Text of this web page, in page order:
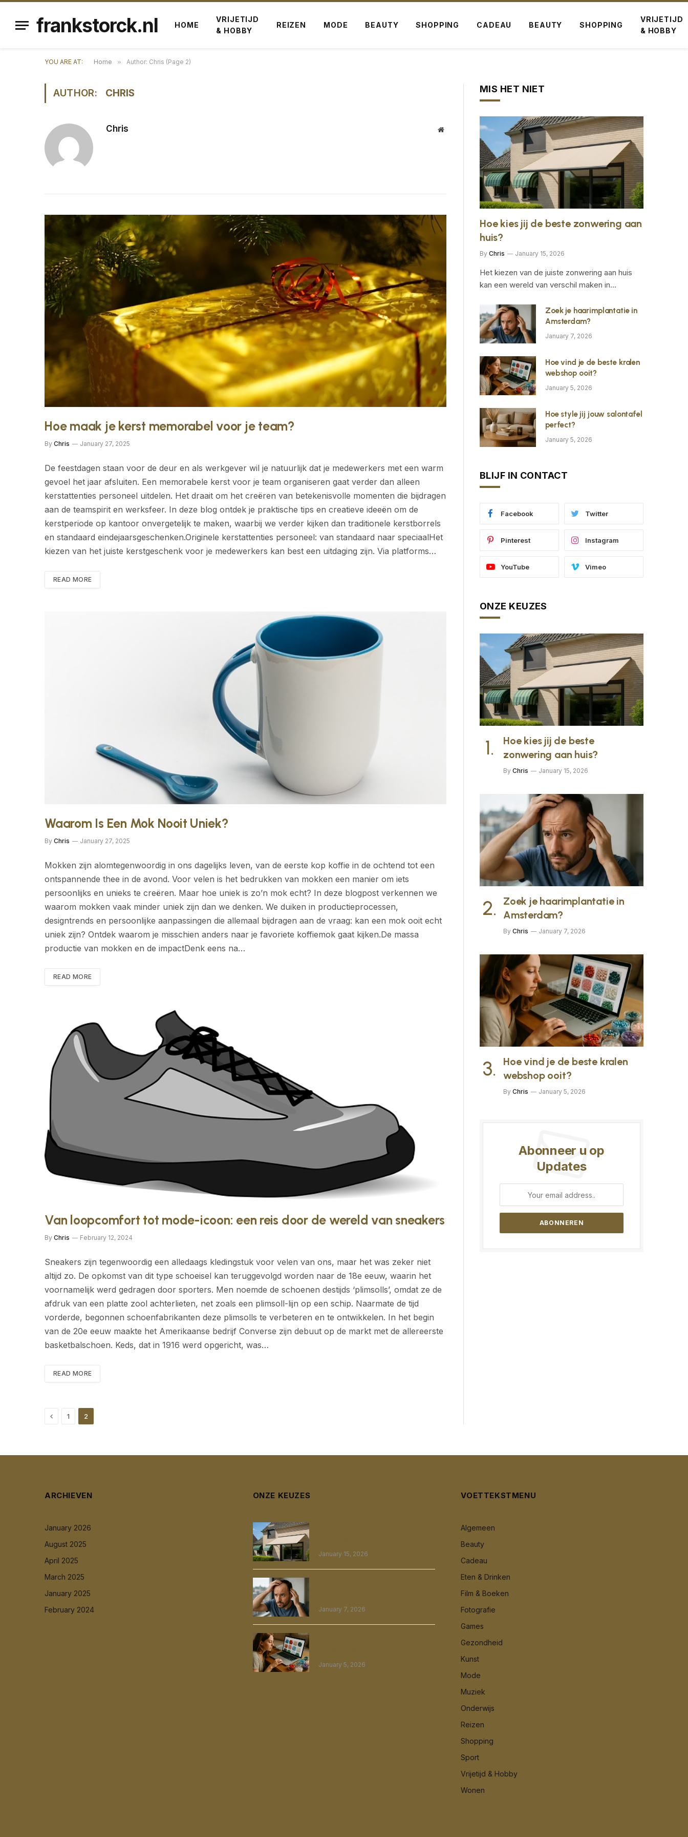
frankstorck.nl HOME
VRIJETIJD
& HOBBY
REIZEN MODE BEAUTY SHOPPING CADEAU BEAUTY SHOPPING
VRIJETIJD
& HOBBY
YOU ARE AT: Home » Author: Chris (Page 2)
AUTHOR: CHRIS
Chris Website
Hoe maak je kerst memorabel voor je team?
By Chris January 27, 2025
De feestdagen staan voor de deur en als werkgever wil je natuurlijk dat je medewerkers met een warm
gevoel het jaar afsluiten. Een memorabele kerst voor je team organiseren gaat verder dan alleen
kerstattenties personeel uitdelen. Het draait om het creëren van betekenisvolle momenten die bijdragen
aan de teamspirit en werksfeer. In deze blog ontdek je praktische tips en creatieve ideeën om de
kerstperiode op kantoor onvergetelijk te maken, waarbij we verder kijken dan traditionele kerstborrels
en standaard eindejaarsgeschenken.Originele kerstattenties personeel: van standaard naar speciaalHet
kiezen van het juiste kerstgeschenk voor je medewerkers kan best een uitdaging zijn. Via platforms…
READ MORE
Waarom Is Een Mok Nooit Uniek?
By Chris January 27, 2025
Mokken zijn alomtegenwoordig in ons dagelijks leven, van de eerste kop koffie in de ochtend tot een
ontspannende thee in de avond. Voor velen is het bedrukken van mokken een manier om iets
persoonlijks en unieks te creëren. Maar hoe uniek is zo’n mok echt? In deze blogpost verkennen we
waarom mokken vaak minder uniek zijn dan we denken. We duiken in productieprocessen,
designtrends en persoonlijke aanpassingen die allemaal bijdragen aan de vraag: kan een mok ooit echt
uniek zijn? Ontdek waarom je misschien anders naar je favoriete koffiemok gaat kijken.De massa
productie van mokken en de impactDenk eens na…
READ MORE
Van loopcomfort tot mode-icoon: een reis door de wereld van sneakers
By Chris February 12, 2024
Sneakers zijn tegenwoordig een alledaags kledingstuk voor velen van ons, maar het was zeker niet
altijd zo. De opkomst van dit type schoeisel kan teruggevolgd worden naar de 18e eeuw, waarin het
voornamelijk werd gedragen door sporters. Men noemde de schoenen destijds ‘plimsolls’, omdat ze de
afdruk van een platte zool achterlieten, net zoals een plimsoll-lijn op een schip. Naarmate de tijd
vorderde, begonnen schoenfabrikanten deze plimsolls te verbeteren en te ontwikkelen. In het begin
van de 20e eeuw maakte het Amerikaanse bedrijf Converse zijn debuut op de markt met de allereerste
basketbalschoen. Keds, dat in 1916 werd opgericht, was…
READ MORE
Previous
1 2
MIS HET NIET
Hoe kies jij de beste zonwering aan
huis?
By Chris January 15, 2026
Het kiezen van de juiste zonwering aan huis
kan een wereld van verschil maken in…
Zoek je haarimplantatie in
Amsterdam?
January 7, 2026
Hoe vind je de beste kralen
webshop ooit?
January 5, 2026
Hoe style jij jouw salontafel
perfect?
January 5, 2026
BLIJF IN CONTACT
Facebook Twitter
Pinterest Instagram
YouTube Vimeo
ONZE KEUZES
Hoe kies jij de beste
zonwering aan huis?
By Chris January 15, 2026
Zoek je haarimplantatie in
Amsterdam?
By Chris January 7, 2026
Hoe vind je de beste kralen
webshop ooit?
By Chris January 5, 2026
Abonneer u op
Updates
ARCHIEVEN
January 2026
August 2025
April 2025
March 2025
January 2025
February 2024
ONZE KEUZES
January 15, 2026
January 7, 2026
January 5, 2026
VOETTEKSTMENU
Algemeen
Beauty
Cadeau
Eten & Drinken
Film & Boeken
Fotografie
Games
Gezondheid
Kunst
Mode
Muziek
Onderwijs
Reizen
Shopping
Sport
Vrijetijd & Hobby
Wonen